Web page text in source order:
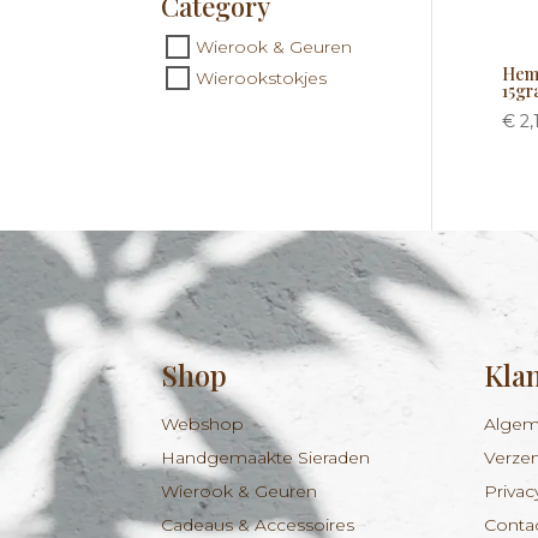
€
Wierook & Geuren
Wierookstokjes
Shop
Webshop
Handgemaakte Sieraden
Wierook & Geuren
Cadeaus & Accessoires